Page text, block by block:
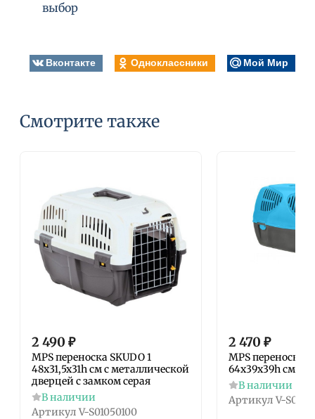
выбор
Вконтакте Одноклассники Мой Мир
Смотрите также
2 490 ₽
MPS переноска SKUDO 1
48х31,5х31h см с металлической
дверцей с замком серая
В наличии
Артикул V-S01050100
2 470 ₽
MPS переноска
64х39х39h см
В наличии
Артикул V-